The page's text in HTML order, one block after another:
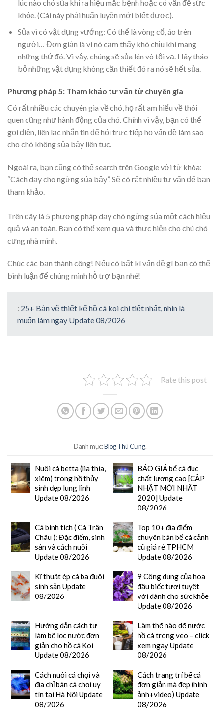
lúc nào chó sủa khi ra hiệu mắc bệnh hoặc có vấn đề sức
khỏe. (Cái này phải huấn luyện mới biết được).
Sủa vì có vật dụng vướng: Có thể là vòng cổ, áo trên
người… Đơn giản là vì nó cảm thấy khó chịu khi mang
những thứ đó. Vì vậy, chúng sẽ sủa lên vô tội vạ. Hãy tháo
bỏ những vật dụng không cần thiết đó ra nó sẽ hết sủa.
Phương pháp 5: Tham khảo tư vấn từ chuyên gia
Có rất nhiều các chuyên gia về chó, họ rất am hiểu về thói
quen cũng như hành động của chó. Chính vì vậy, bạn có thể
gọi điện, liên lạc nhắn tin để hỏi trực tiếp họ vấn đề làm sao
cho chó không sủa bậy liên tục.
Ngoài ra, bạn cũng có thể search trên Google với từ khóa:
“Cách dạy cho ngừng sủa bậy”. Sẽ có rất nhiều tư vấn để bạn
tham khảo.
Trên đây là 5 phương pháp dạy chó ngừng sủa một cách hiệu
quả và an toàn. Bạn có thể xem qua và thực hiện cho chú chó
cưng nhà mình.
Chúc các bạn thành công! Nếu có bất kì vấn đề gì bạn có thể
bình luận để chúng mình hỗ trợ bạn nhé!
: 25+ Bản vẽ thiết kế hồ cá koi chi tiết nhất, nhìn là
muốn làm ngay Update 08/2026
Rate this post
Danh mục:Blog Thú Cưng.
Nuôi cá betta (lia thia,
xiêm) trong hồ thủy
sinh đẹp lung linh
Update 08/2026
BÁO GIÁ bể cá đúc
chất lượng cao [CẬP
NHẬT MỚI NHẤT
2020] Update
08/2026
Cá bình tích ( Cá Trân
Châu ): Đặc điểm, sinh
sản và cách nuôi
Update 08/2026
Top 10+ địa điểm
chuyên bán bể cá cảnh
cũ giá rẻ TPHCM
Update 08/2026
Kĩ thuật ép cá ba đuôi
sinh sản Update
08/2026
9 Công dụng của hoa
đậu biếc tươi tuyệt
vời dành cho sức khỏe
Update 08/2026
Hướng dẫn cách tự
làm bộ lọc nước đơn
giản cho hồ cá Koi
Update 08/2026
Làm thế nào để nước
hồ cá trong veo – click
xem ngay Update
08/2026
Cách nuôi cá chọi và
địa chỉ bán cá chọi uy
tín tại Hà Nội Update
08/2026
Cách trang trí bể cá
đơn giản mà đẹp (hình
ảnh+video) Update
08/2026